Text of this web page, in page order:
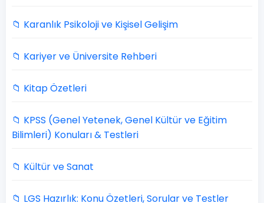
📁 Karanlık Psikoloji ve Kişisel Gelişim
📁 Kariyer ve Üniversite Rehberi
📁 Kitap Özetleri
📁 KPSS (Genel Yetenek, Genel Kültür ve Eğitim
Bilimleri) Konuları & Testleri
📁 Kültür ve Sanat
📁 LGS Hazırlık: Konu Özetleri, Sorular ve Testler